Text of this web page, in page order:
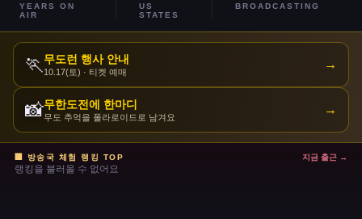
이란, 호르무즈 해협 '통제 해양 구역' 선언… 긴장 고조
민주당 전국위, 2024년 선거 검토 보고서 '불완전·검증 불가' 판정
주거비 계속 상승 — 임차인·주택 구매자 모두 부담 가중
이스라엘, 레바논 휴전 연장 합의 후에도 공격 지속
YEARS ON
AIR
US
STATES
BROADCASTING
🏃 무도런 행사 안내
10.17(토) · 티켓 예매
→
📸무한도전에 한마디
무도 추억을 폴라로이드로 남겨요
→
🏢 방송국 체험 랭킹 TOP 지금 출근 →
랭킹을 불러올 수 없어요